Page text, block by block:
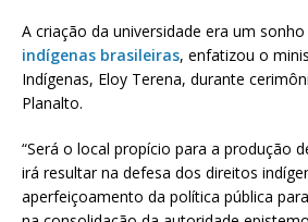
A criação da universidade era um sonho
indígenas brasileiras, enfatizou o
Indígenas, Eloy Terena, durante
Planalto.
“Será o local propício para a produção
irá resultar na defesa dos direitos
aperfeiçoamento da política pública